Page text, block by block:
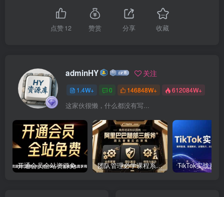
点赞12 赞赏 分享 收藏
adminHY 关注
1.4W+ 0 146848W+ 612084W+
这家伙很懒，什么都没有写...
开通会员全站资源免费下载 开通VIP会员 HY资源库 团队管理必学课程系列，阿里巴巴“腿部三板斧”